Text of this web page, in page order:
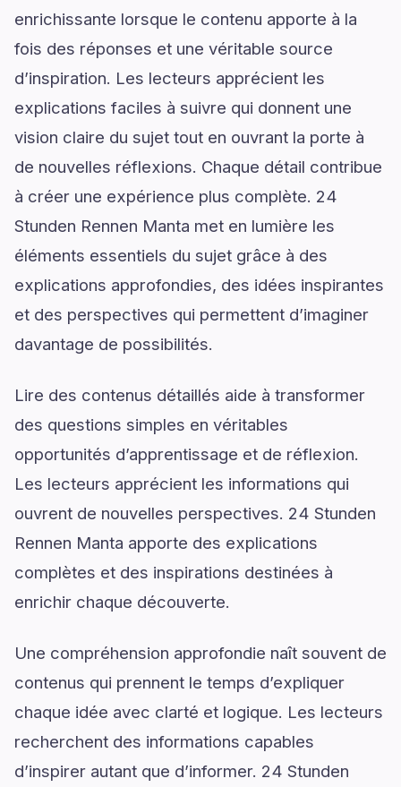
enrichissante lorsque le contenu apporte à la
fois des réponses et une véritable source
d’inspiration. Les lecteurs apprécient les
explications faciles à suivre qui donnent une
vision claire du sujet tout en ouvrant la porte à
de nouvelles réflexions. Chaque détail contribue
à créer une expérience plus complète. 24
Stunden Rennen Manta met en lumière les
éléments essentiels du sujet grâce à des
explications approfondies, des idées inspirantes
et des perspectives qui permettent d’imaginer
davantage de possibilités.
Lire des contenus détaillés aide à transformer
des questions simples en véritables
opportunités d’apprentissage et de réflexion.
Les lecteurs apprécient les informations qui
ouvrent de nouvelles perspectives. 24 Stunden
Rennen Manta apporte des explications
complètes et des inspirations destinées à
enrichir chaque découverte.
Une compréhension approfondie naît souvent de
contenus qui prennent le temps d’expliquer
chaque idée avec clarté et logique. Les lecteurs
recherchent des informations capables
d’inspirer autant que d’informer. 24 Stunden